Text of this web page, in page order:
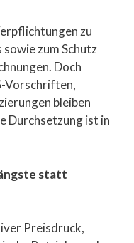
zu
zum Schutz
Doch
Vorschriften,
bleiben
Durchsetzung ist in
statt
Preisdruck,